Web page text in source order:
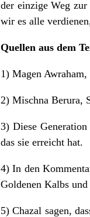
der einzige Weg
wir es alle
Quellen aus dem
1) Magen
2) Mischna Berura,
3) Diese
das sie erreicht hat.
4) In den
Goldenen Kalbs
5) Chazal sagen,